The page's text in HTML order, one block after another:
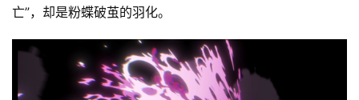
亡”，却是粉蝶破茧的羽化。